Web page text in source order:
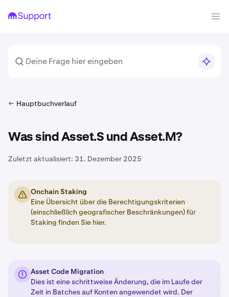
Hauptbuchverlauf
Was sind Asset.S und Asset.M?
Zuletzt aktualisiert: 31. Dezember 2025
Onchain Staking
Eine Übersicht über die Berechtigungskriterien
(einschließlich geografischer Beschränkungen) für
Staking finden Sie hier.
Asset Code Migration
Dies ist eine schrittweise Änderung, die im Laufe der
Zeit in Batches auf Konten angewendet wird. Der